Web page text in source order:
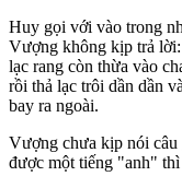
Huy gọi với vào trong
Vượng không kịp trả
lạc rang còn thừa vào
rồi thả lạc trôi dần dần
bay ra ngoài.
Vượng chưa kịp nói câu
được một tiếng "anh" thì